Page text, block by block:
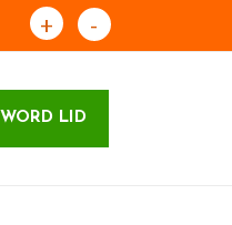
+ -
WORD LID